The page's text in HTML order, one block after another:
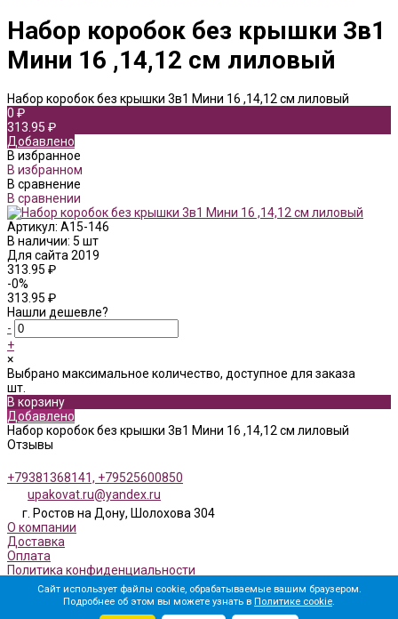
Набор коробок без крышки 3в1
Мини 16 ,14,12 см лиловый
Набор коробок без крышки 3в1 Мини 16 ,14,12 см лиловый
0 ₽
313.95 ₽
Добавлено
В избранное
В избранном
В сравнение
В сравнении
Артикул: А15-146
В наличии: 5 шт
Для сайта 2019
313.95 ₽
-0%
313.95 ₽
Нашли дешевле?
-
+
×
Выбрано максимальное количество, доступное для заказа
шт.
В корзину
Добавлено
Набор коробок без крышки 3в1 Мини 16 ,14,12 см лиловый
Отзывы
+79381368141, +79525600850
upakovat.ru@yandex.ru
г. Ростов на Дону, Шолохова 304
О компании
Доставка
Оплата
Политика конфиденциальности
Сайт использует файлы cookie, обрабатываемые вашим браузером.
Подробнее об этом вы можете узнать в Политике cookie.